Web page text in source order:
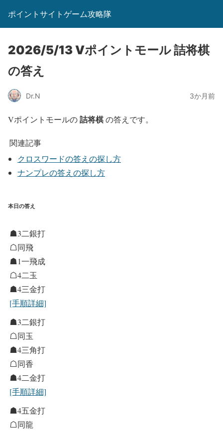
ポイントサイトゲーム攻略隊
2026/5/13 Vポイントモール 詰将棋
の答え
Dr.N 3か月前
Vポイントモールの詰将棋の答えです。
関連記事
クロスワードの答えの探し方
ナンプレの答えの探し方
本日の答え
☗3二銀打
☖同飛
☗1一飛成
☖4二玉
☗4三金打
[手順詳細]
☗3二銀打
☖同玉
☗4三角打
☖同香
☗4二金打
[手順詳細]
☗4五金打
☖同龍